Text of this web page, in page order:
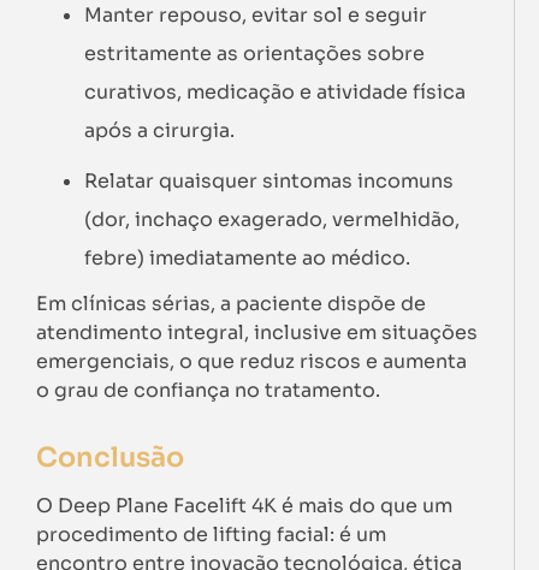
Manter repouso, evitar sol e seguir
estritamente as orientações sobre
curativos, medicação e atividade física
após a cirurgia.
Relatar quaisquer sintomas incomuns
(dor, inchaço exagerado, vermelhidão,
febre) imediatamente ao médico.
Em clínicas sérias, a paciente dispõe de
atendimento integral, inclusive em situações
emergenciais, o que reduz riscos e aumenta
o grau de confiança no tratamento.
Conclusão
O Deep Plane Facelift 4K é mais do que um
procedimento de lifting facial: é um
encontro entre inovação tecnológica, ética